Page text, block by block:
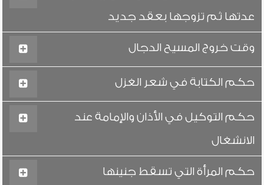
عدتها ثم تزوجها بعقد جديد
وقت خروج المسيح الدجال
حكم الكتابة في شعر الغزل
حكم التوكيل في الأذان والإمامة عند
الانشغال
حكم المرأة التي تسقط جنينها